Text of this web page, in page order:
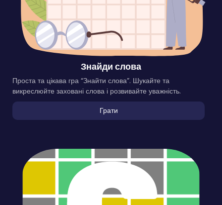
Знайди слова
Проста та цікава гра “Знайти слова”. Шукайте та
викреслюйте заховані слова і розвивайте уважність.
Грати